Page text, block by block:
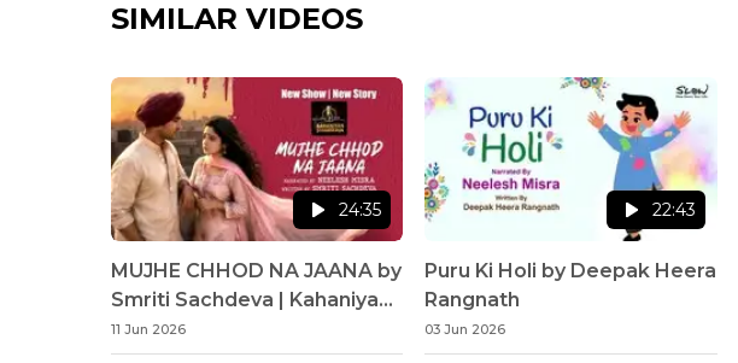
SIMILAR VIDEOS
24:35
MUJHE CHHOD NA JAANA by
Smriti Sachdeva | Kahaniyan
Sunaata Hun | Neelesh Misra
11 Jun 2026
22:43
Puru Ki Holi by Deepak Heera
Rangnath
03 Jun 2026